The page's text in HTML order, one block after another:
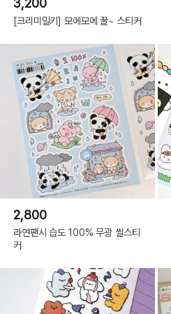
3,200
[크리미밀키] 모에모에 꿀~ 스티커
2,800
라연팬시 습도 100% 무광 씰스티
커